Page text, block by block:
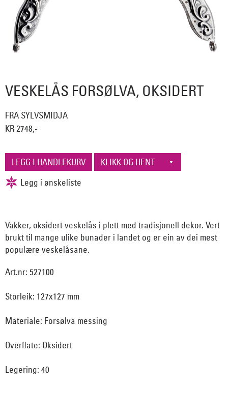
VESKELÅS FORSØLVA, OKSIDERT
FRA SYLVSMIDJA
KR 2748,-
Vakker, oksidert veskelås i plett med tradisjonell dekor. Vert
brukt til mange ulike bunader i landet og er ein av dei mest
populære veskelåsane.
Art.nr: 527100
Storleik: 127x127 mm
Materiale: Forsølva messing
Overflate: Oksidert
Legering: 40